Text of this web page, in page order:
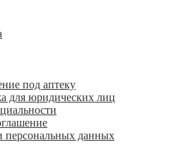
под аптеку
для юридических лиц
персональных данных